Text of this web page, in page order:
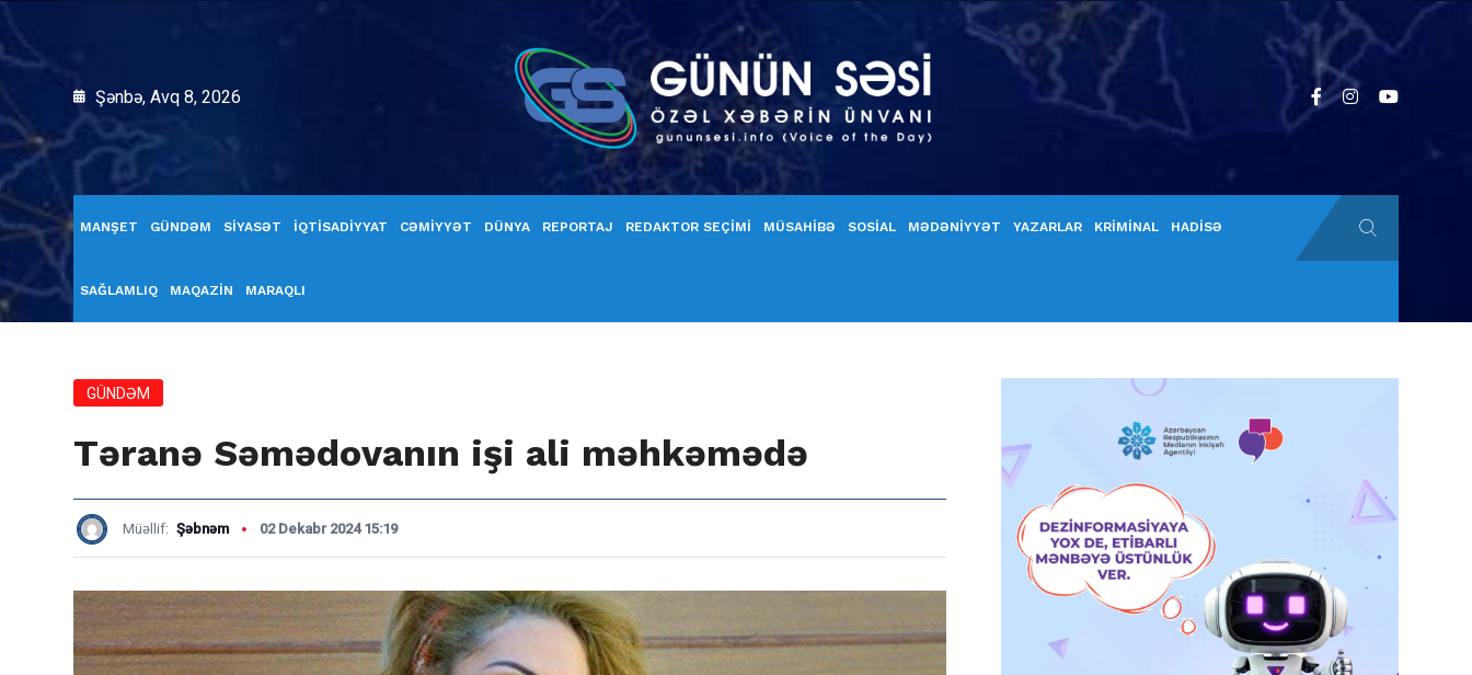
Şənbə, Avq 8, 2026
MANŞET GÜNDƏM SİYASƏT İQTİSADİYYAT CƏMİYYƏT DÜNYA REPORTAJ REDAKTOR SEÇİMİ MÜSAHİBƏ SOSİAL MƏDƏNİYYƏT YAZARLAR KRİMİNAL HADİSƏ
SAĞLAMLIQ MAQAZİN MARAQLI
GÜNDƏM
Təranə Səmədovanın işi ali məhkəmədə
Müəllif: Şəbnəm 02 Dekabr 2024 15:19